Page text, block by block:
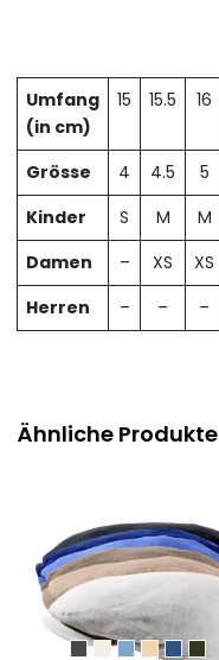
Umfang
(in cm)
15 15.5 16
Grösse 4 4.5 5
Kinder
S M M
Damen
– XS XS
Herren
– – –
Ähnliche Produkte